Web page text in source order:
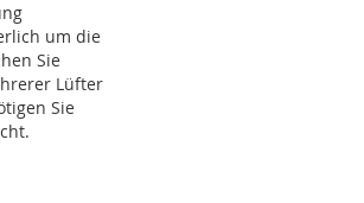
um die
Sie
Lüfter
Sie